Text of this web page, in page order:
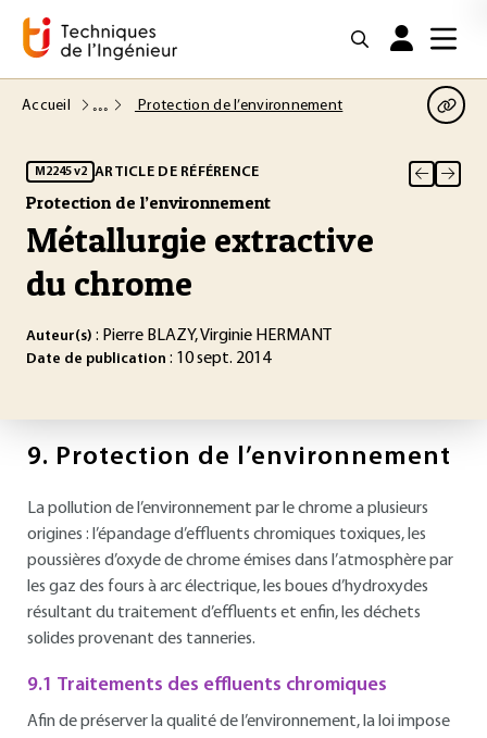
Accueil Protection de l’environnement
M2245 v2 ARTICLE DE RÉFÉRENCE
Protection de l’environnement
Métallurgie extractive
du chrome
Auteur(s) : Pierre BLAZY, Virginie HERMANT
Date de publication : 10 sept. 2014
9. Protection de l’environnement
La pollution de l’environnement par le chrome a plusieurs
origines : l’épandage d’effluents chromiques toxiques, les
poussières d’oxyde de chrome émises dans l’atmosphère par
les gaz des fours à arc électrique, les boues d’hydroxydes
résultant du traitement d’effluents et enfin, les déchets
solides provenant des tanneries.
9.1 Traitements des effluents chromiques
Afin de préserver la qualité de l’environnement, la loi impose